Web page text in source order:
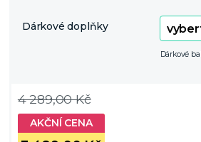
Dárkové doplňky
Dárkové
4 289,00 Kč